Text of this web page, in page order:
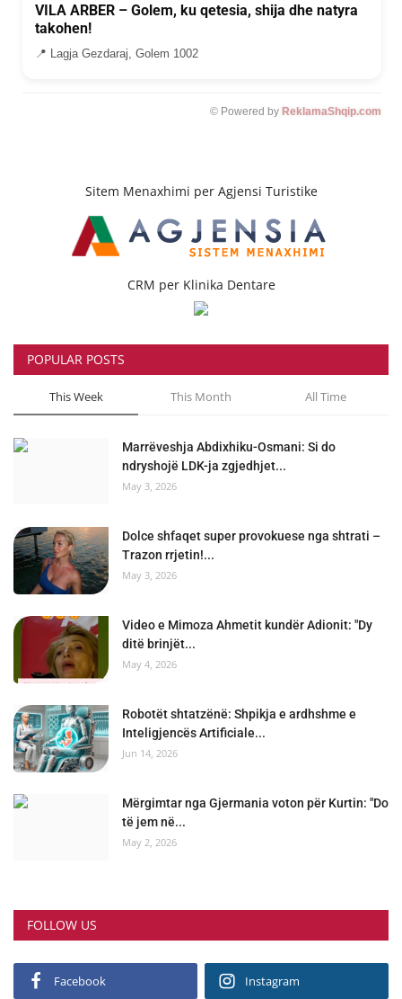
VILA ARBER – Golem, ku qetesia, shija dhe natyra
takohen!
📍 Lagja Gezdaraj, Golem 1002
© Powered by ReklamaShqip.com
Sitem Menaxhimi per Agjensi Turistike
CRM per Klinika Dentare
POPULAR POSTS
This Week This Month All Time
Marrëveshja Abdixhiku-Osmani: Si do
ndryshojë LDK-ja zgjedhjet...
May 3, 2026
Dolce shfaqet super provokuese nga shtrati –
Trazon rrjetin!...
May 3, 2026
Video e Mimoza Ahmetit kundër Adionit: "Dy
ditë brinjët...
May 4, 2026
Robotët shtatzënë: Shpikja e ardhshme e
Inteligjencës Artificiale...
Jun 14, 2026
Mërgimtar nga Gjermania voton për Kurtin: "Do
të jem në...
May 2, 2026
FOLLOW US
Facebook Instagram